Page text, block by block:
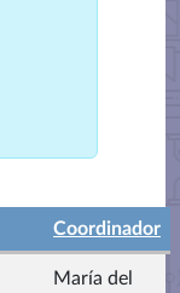
Coordinador
María del